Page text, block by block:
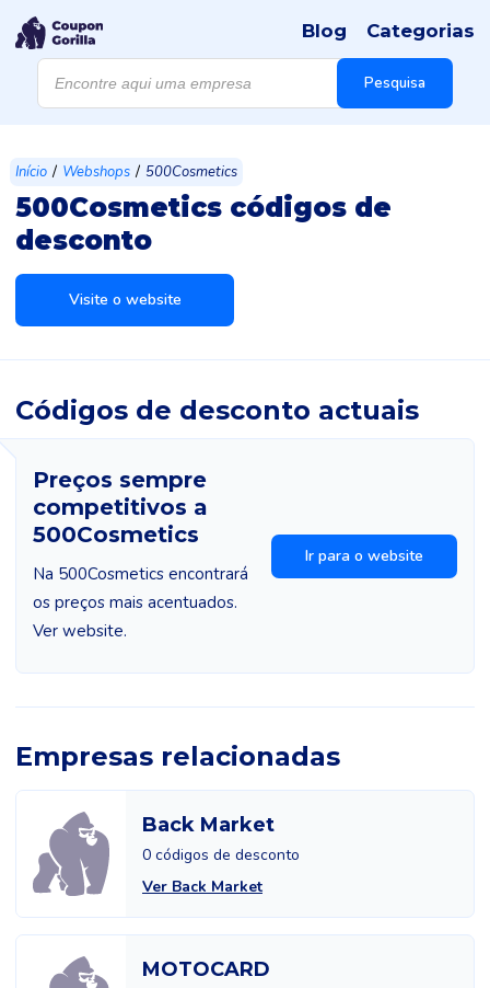
Products
search Pesquisa
Blog Categorias
Início / Webshops / 500Cosmetics
500Cosmetics códigos de
desconto
Visite o website
Códigos de desconto actuais
Preços sempre
competitivos a
500Cosmetics
Na 500Cosmetics encontrará
os preços mais acentuados.
Ver website.
Ir para o website
Empresas relacionadas
Back Market
0 códigos de desconto
Ver Back Market
MOTOCARD